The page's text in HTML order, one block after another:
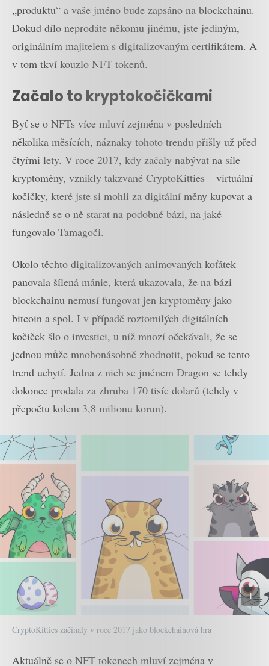
„produktu“ a vaše jméno bude zapsáno na blockchainu.
Dokud dílo neprodáte někomu jinému, jste jediným,
originálním majitelem s digitalizovaným certifikátem. A
v tom tkví kouzlo NFT tokenů.
Začalo to kryptokočičkami
Byť se o NFTs více mluví zejména v posledních
několika měsících, náznaky tohoto trendu přišly už před
čtyřmi lety. V roce 2017, kdy začaly nabývat na síle
kryptoměny, vznikly takzvané CryptoKitties – virtuální
kočičky, které jste si mohli za digitální měny kupovat a
následně se o ně starat na podobné bázi, na jaké
fungovalo Tamagoči.
Okolo těchto digitalizovaných animovaných koťátek
panovala šílená mánie, která ukazovala, že na bázi
blockchainu nemusí fungovat jen kryptoměny jako
bitcoin a spol. I v případě roztomilých digitálních
kočiček šlo o investici, u níž mnozí očekávali, že se
jednou může mnohonásobně zhodnotit, pokud se tento
trend uchytí. Jedna z nich se jménem Dragon se tehdy
dokonce prodala za zhruba 170 tisíc dolarů (tehdy v
přepočtu kolem 3,8 milionu korun).
CryptoKitties začínaly v roce 2017 jako blockchainová hra
Aktuálně se o NFT tokenech mluví zejména v